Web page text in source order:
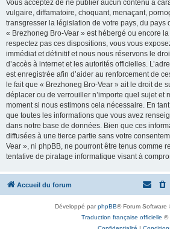
Vous acceptez de ne publier aucun contenu à
vulgaire, diffamatoire, choquant, menaçant,
transgresser la législation de votre pays, du pays
« Brezhoneg Bro-Vear » est hébergé ou encore
respectez pas ces dispositions, vous vous
immédiat et définitif et nous nous réservons le
d’accès à internet et les autorités officielles.
est enregistrée afin d’aider au renforcement de
le fait que « Brezhoneg Bro-Vear » ait le droit de
déplacer ou de verrouiller n’importe quel sujet et
moment si nous estimons cela nécessaire. En
que toutes les informations que vous avez
dans notre base de données. Bien que ces
diffusées à une tierce partie sans votre
Vear », ni phpBB, ne pourront être tenus comme
tentative de piratage informatique visant à
Accueil du forum
Développé parphpBB® Forum Software
Traduction française officielle ©